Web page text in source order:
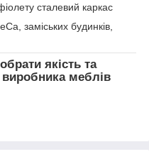
сталевий каркас
заміських будинків,
якість та
виробника меблів